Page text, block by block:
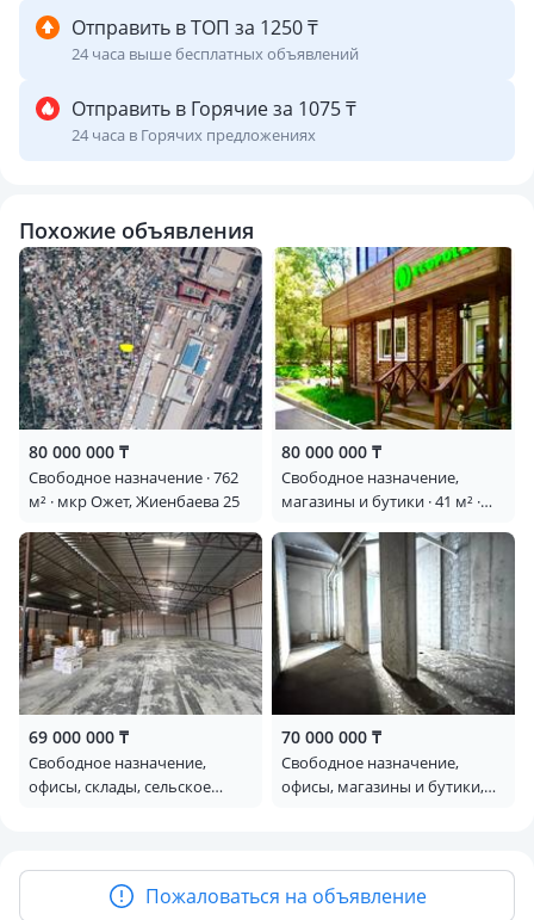
Отправить в ТОП за 1250 ₸
24 часа выше бесплатных объявлений
Отправить в Горячие за 1075 ₸
24 часа в Горячих предложениях
Похожие объявления
80 000 000 ₸
Свободное назначение · 762
м² · мкр Ожет, Жиенбаева 25
80 000 000 ₸
Свободное назначение,
магазины и бутики · 41 м² ·
Попова
69 000 000 ₸
Свободное назначение,
офисы, склады, сельское
70 000 000 ₸
Свободное назначение,
офисы, магазины и бутики,
Пожаловаться на объявление